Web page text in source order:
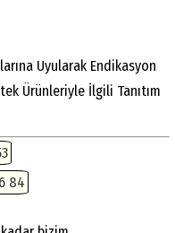
Uyularak Endikasyon
Ürünleriyle İlgili Tanıtım
84